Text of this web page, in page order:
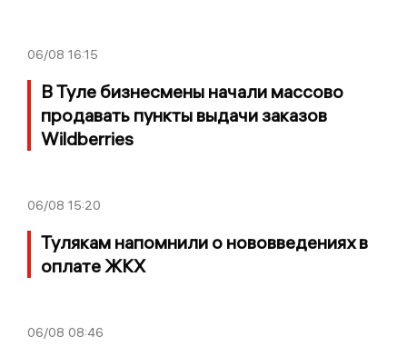
06/08 16:15
В Туле бизнесмены начали массово
продавать пункты выдачи заказов
Wildberries
06/08 15:20
Тулякам напомнили о нововведениях в
оплате ЖКХ
06/08 08:46